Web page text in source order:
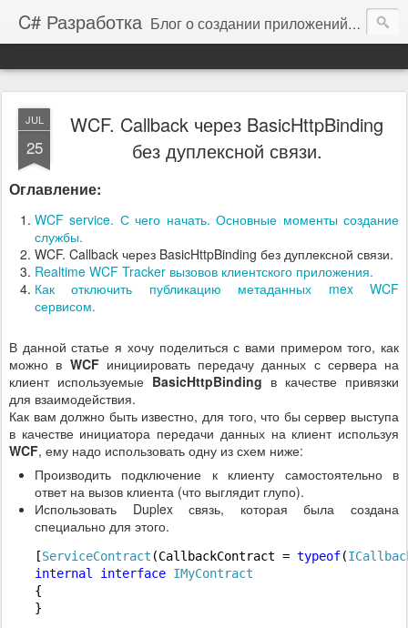
C# Разработка Блог о создании приложений на платформе .NET Framework
JUL
25
WCF. Callback через BasicHttpBinding
без дуплексной связи.
Оглавление:
WCF service. С чего начать. Основные моменты создание
службы.
WCF. Callback через BasicHttpBinding без дуплексной связи.
Realtime WCF Tracker вызовов клиентского приложения.
Как отключить публикацию метаданных mex WCF
сервисом.
В данной статье я хочу поделиться с вами примером того, как
можно в WCF инициировать передачу данных с сервера на
клиент используемые BasicHttpBinding в качестве привязки
для взаимодействия.
Как вам должно быть известно, для того, что бы сервер выступа
в качестве инициатора передачи данных на клиент используя
WCF, ему надо использовать одну из схем ниже:
Производить подключение к клиенту самостоятельно в
ответ на вызов клиента (что выглядит глупо).
Использовать Duplex связь, которая была создана
специально для этого.
[ServiceContract (CallbackContract = typeof(
internal
interface IMyContract
{
}